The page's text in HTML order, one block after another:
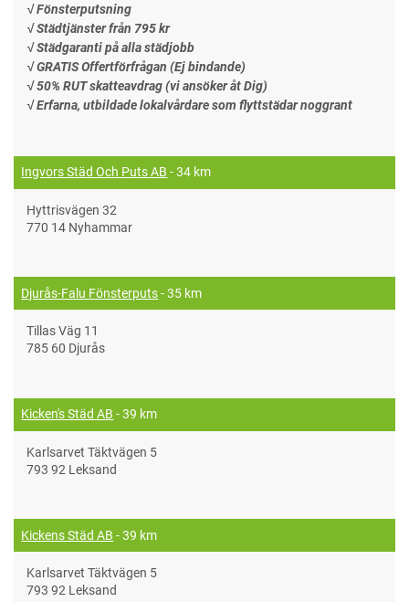
√ Fönsterputsning
√ Städtjänster från 795 kr
√ Städgaranti på alla städjobb
√ GRATIS Offertförfrågan (Ej bindande)
√ 50% RUT skatteavdrag (vi ansöker åt Dig)
√ Erfarna, utbildade lokalvårdare som flyttstädar noggrant
Ingvors Städ Och Puts AB - 34 km
Hyttrisvägen 32
770 14 Nyhammar
Djurås-Falu Fönsterputs- 35 km
Tillas Väg 11
785 60 Djurås
Kicken's Städ AB - 39 km
Karlsarvet Täktvägen 5
793 92 Leksand
Kickens Städ AB - 39 km
Karlsarvet Täktvägen 5
793 92 Leksand